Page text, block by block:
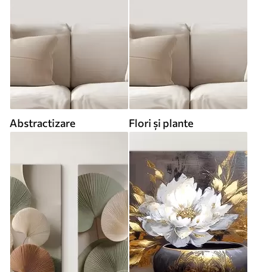
Abstractizare Flori și plante